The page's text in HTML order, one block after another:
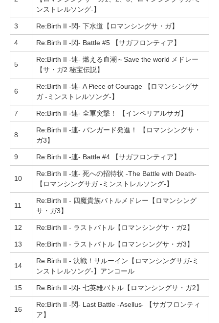
ンストレルソング‐】
3 Re:Birth II -閃- 下水道【ロマンシングサ・ガ】
4 Re:Birth II -閃- Battle #5 【サガフロンティア】
5
Re:Birth II -連- 燃える血潮～Save the world メドレー
【サ・ガ2 秘宝伝説】
6
Re:Birth II -連- A Piece of Courage 【ロマンシングサ
ガ -ミンストレルソング-】
7 Re:Birth II -連- 全軍突撃！ 【インペリアルサガ】
8
Re:Birth II -連- バンガード発進！ 【ロマンシングサ・
ガ3】
9 Re:Birth II -連- Battle #4 【サガフロンティア】
10
Re:Birth II -連- 死への招待状 -The Battle with Death-
【ロマンシングサガ -ミンストレルソング-】
11
Re:Birth II - 四魔貴族バトルメドレー【ロマンシング
サ・ガ3】
12 Re:Birth II - ラストバトル【ロマンシングサ・ガ2】
13 Re:Birth II - ラストバトル【ロマンシングサ・ガ3】
14
Re:Birth II - 決戦！サルーイン【ロマンシングサガ‐ミ
ンストレルソング‐】アンコール
15 Re:Birth II -閃- 七英雄バトル【ロマンシングサ・ガ2】
16
Re:Birth II -閃- Last Battle -Asellus- 【サガフロンティ
ア】